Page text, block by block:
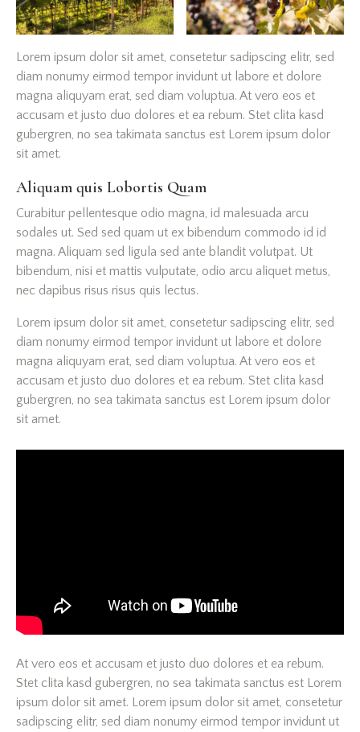
Lorem ipsum dolor sit amet, consetetur sadipscing elitr, sed
diam nonumy eirmod tempor invidunt ut labore et dolore
magna aliquyam erat, sed diam voluptua. At vero eos et
accusam et justo duo dolores et ea rebum. Stet clita kasd
gubergren, no sea takimata sanctus est Lorem ipsum dolor
sit amet.
Aliquam quis Lobortis Quam
Curabitur pellentesque odio magna, id malesuada arcu
sodales ut. Sed sed quam ut ex bibendum commodo id id
magna. Aliquam sed ligula sed ante blandit volutpat. Ut
bibendum, nisi et mattis vulputate, odio arcu aliquet metus,
nec dapibus risus risus quis lectus.
Lorem ipsum dolor sit amet, consetetur sadipscing elitr, sed
diam nonumy eirmod tempor invidunt ut labore et dolore
magna aliquyam erat, sed diam voluptua. At vero eos et
accusam et justo duo dolores et ea rebum. Stet clita kasd
gubergren, no sea takimata sanctus est Lorem ipsum dolor
sit amet.
At vero eos et accusam et justo duo dolores et ea rebum.
Stet clita kasd gubergren, no sea takimata sanctus est Lorem
ipsum dolor sit amet. Lorem ipsum dolor sit amet, consetetur
sadipscing elitr, sed diam nonumy eirmod tempor invidunt ut